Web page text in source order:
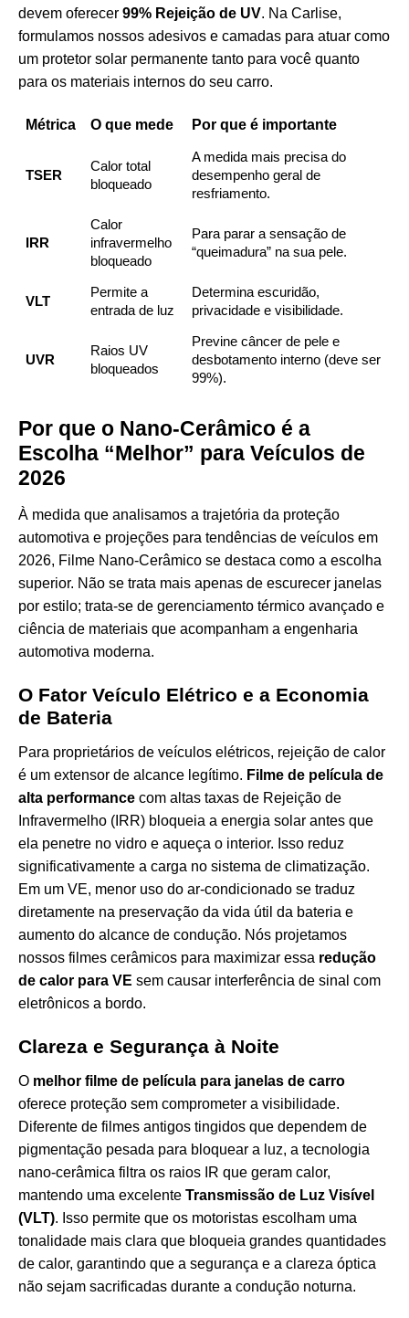
devem oferecer 99% Rejeição de UV. Na Carlise,
formulamos nossos adesivos e camadas para atuar como
um protetor solar permanente tanto para você quanto
para os materiais internos do seu carro.
Métrica O que mede Por que é importante
TSER
Calor total
bloqueado
A medida mais precisa do
desempenho geral de
resfriamento.
IRR
Calor
infravermelho
bloqueado
Para parar a sensação de
“queimadura” na sua pele.
VLT
Permite a
entrada de luz
Determina escuridão,
privacidade e visibilidade.
UVR
Raios UV
bloqueados
Previne câncer de pele e
desbotamento interno (deve ser
99%).
Por que o Nano-Cerâmico é a
Escolha “Melhor” para Veículos de
2026
À medida que analisamos a trajetória da proteção
automotiva e projeções para tendências de veículos em
2026, Filme Nano-Cerâmico se destaca como a escolha
superior. Não se trata mais apenas de escurecer janelas
por estilo; trata-se de gerenciamento térmico avançado e
ciência de materiais que acompanham a engenharia
automotiva moderna.
O Fator Veículo Elétrico e a Economia
de Bateria
Para proprietários de veículos elétricos, rejeição de calor
é um extensor de alcance legítimo. Filme de película de
alta performance com altas taxas de Rejeição de
Infravermelho (IRR) bloqueia a energia solar antes que
ela penetre no vidro e aqueça o interior. Isso reduz
significativamente a carga no sistema de climatização.
Em um VE, menor uso do ar-condicionado se traduz
diretamente na preservação da vida útil da bateria e
aumento do alcance de condução. Nós projetamos
nossos filmes cerâmicos para maximizar essa redução
de calor para VE sem causar interferência de sinal com
eletrônicos a bordo.
Clareza e Segurança à Noite
O melhor filme de película para janelas de carro
oferece proteção sem comprometer a visibilidade.
Diferente de filmes antigos tingidos que dependem de
pigmentação pesada para bloquear a luz, a tecnologia
nano-cerâmica filtra os raios IR que geram calor,
mantendo uma excelente Transmissão de Luz Visível
(VLT). Isso permite que os motoristas escolham uma
tonalidade mais clara que bloqueia grandes quantidades
de calor, garantindo que a segurança e a clareza óptica
não sejam sacrificadas durante a condução noturna.